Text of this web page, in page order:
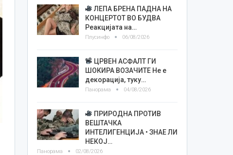
ЛЕПА БРЕНА ПАДНА НА
КОНЦЕРТОТ ВО БУДВА
Реакцијата на…
Плусинфо 06/08/2026
ЦРВЕН АСФАЛТ ГИ
ШОКИРА ВОЗАЧИТЕ Не е
декорација, туку…
Панорама 04/08/2026
ПРИРОДНА ПРОТИВ
ВЕШТАЧКА
ИНТЕЛИГЕНЦИЈА • ЗНАЕ ЛИ
НЕКОЈ…
Панорама 02/08/2026